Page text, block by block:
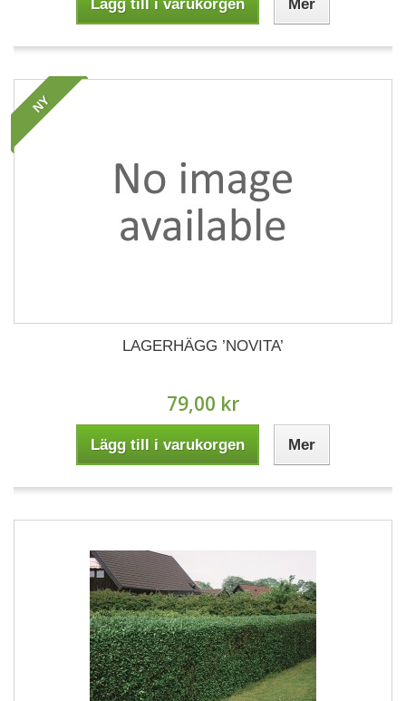
Lägg till i varukorgen Mer
NY
LAGERHÄGG ’NOVITA’
79,00 kr
Lägg till i varukorgen Mer